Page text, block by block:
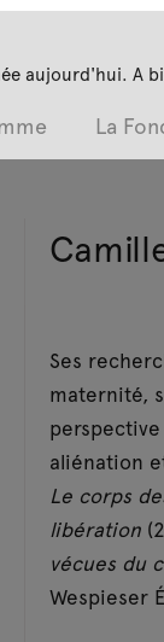
aujourd'hui. A
La
Ses
maternité,
aliénation
Le corps
libération
vécues du
Wespieser